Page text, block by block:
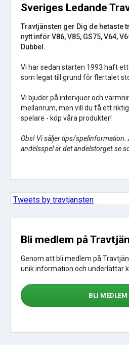
Sveriges Ledande
Travtjänsten ger Dig de hetaste
nytt inför V86, V85, GS75, V64,
Dubbel.
Vi har sedan starten 1993 haft
som legat till grund för flertalet
Vi bjuder på intervjuer och
mellanrum, men vill du få ett
spelare - köp våra produkter!
Obs! Vi säljer tips/spelinformation.
andelsspel är det andelstorget.se
Tweets by travtjansten
Bli medlem på
Genom att bli medlem på
unik information och underlättar
BLI MEDLEM